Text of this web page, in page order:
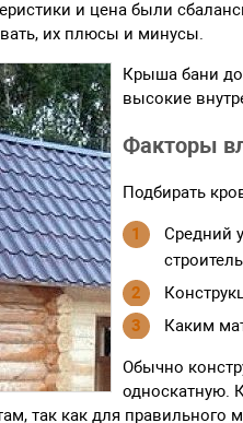
и цена были
их плюсы и минусы.
Крыша бани
высокие
Факторы
Подбирать
Средний
Каким
Обычно
односкатную.
так как для правильного